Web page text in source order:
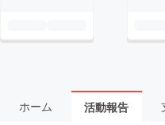
ホーム 活動報告